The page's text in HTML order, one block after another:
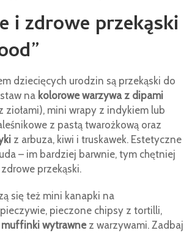
i zdrowe przekąski
dziecięcych urodzin są przekąski do
na kolorowe warzywa z dipami
ziołami), mini wrapy z indykiem lub
z pastą twarożkową oraz
z arbuza, kiwi i truskawek. Estetyczne
– im bardziej barwnie, tym chętniej
przekąski.
się też mini kanapki na
pieczone chipsy z tortilli,
muffinki wytrawnez warzywami. Zadbaj